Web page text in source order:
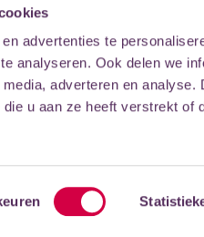
advertenties te
analyseren. Ook delen we
adverteren en analyse.
u aan ze heeft verstrekt of
3812 EA,
033 467 34
Stuur een e-